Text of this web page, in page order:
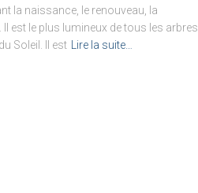
la naissance, le renouveau, la
Il est le plus lumineux de tous les arbres
Soleil. Il est
Lire la suite…